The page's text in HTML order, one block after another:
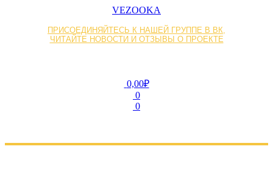
VEZOOKA
ПРИСОЕДИНЯЙТЕСЬ К НАШЕЙ ГРУППЕ В ВК,
ЧИТАЙТЕ НОВОСТИ И ОТЗЫВЫ О ПРОЕКТЕ
0,00₽
0
0